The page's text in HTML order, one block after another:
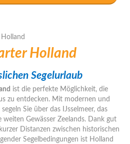
Holland
Segelurlaub
ist die perfekte Möglichkeit, die
zu entdecken. Mit modernen und
Sie über das IJsselmeer, das
Gewässer Zeelands. Dank gut
Distanzen zwischen historischen
Segelbedingungen ist Holland